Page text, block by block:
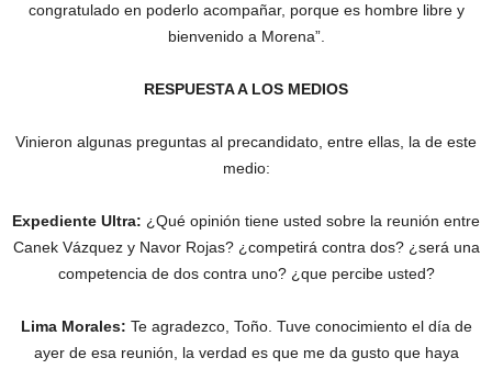
congratulado en poderlo acompañar, porque es hombre libre y
bienvenido a Morena”.
RESPUESTA A LOS MEDIOS
Vinieron algunas preguntas al precandidato, entre ellas, la de este
medio:
Expediente Ultra: ¿Qué opinión tiene usted sobre la reunión entre
Canek Vázquez y Navor Rojas? ¿competirá contra dos? ¿será una
competencia de dos contra uno? ¿que percibe usted?
Lima Morales: Te agradezco, Toño. Tuve conocimiento el día de
ayer de esa reunión, la verdad es que me da gusto que haya